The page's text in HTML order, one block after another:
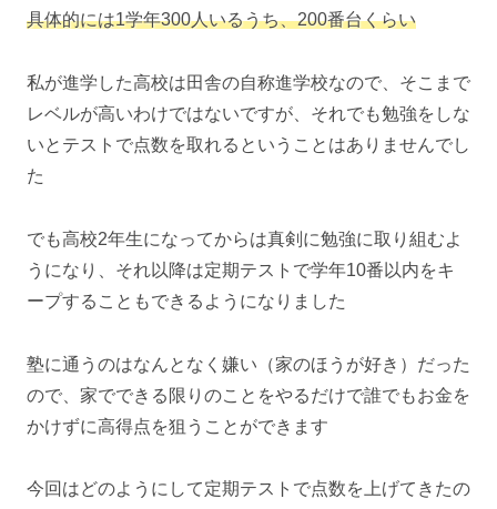
具体的には1学年300人いるうち、200番台くらい
私が進学した高校は田舎の自称進学校なので、そこまで
レベルが高いわけではないですが、それでも勉強をしな
いとテストで点数を取れるということはありませんでし
た
でも高校2年生になってからは真剣に勉強に取り組むよ
うになり、それ以降は定期テストで学年10番以内をキ
ープすることもできるようになりました
塾に通うのはなんとなく嫌い（家のほうが好き）だった
ので、家でできる限りのことをやるだけで誰でもお金を
かけずに高得点を狙うことができます
今回はどのようにして定期テストで点数を上げてきたの